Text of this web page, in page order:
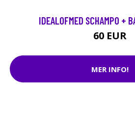
IDEALOFMED SCHAMPO +
60 EUR
MER INFO!